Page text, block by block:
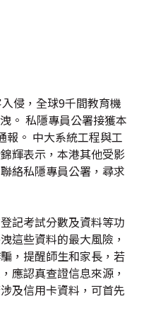
侵，全球9千間教育機
。 私隱專員公署接獲本
報。 中大系統工程與工
輝表示，本港其他受影
絡私隱專員公署，尋求
記考試分數及資料等功
這些資料的最大風險，
，提醒師生和家長，若
應認真查證信息來源，
及信用卡資料，可首先